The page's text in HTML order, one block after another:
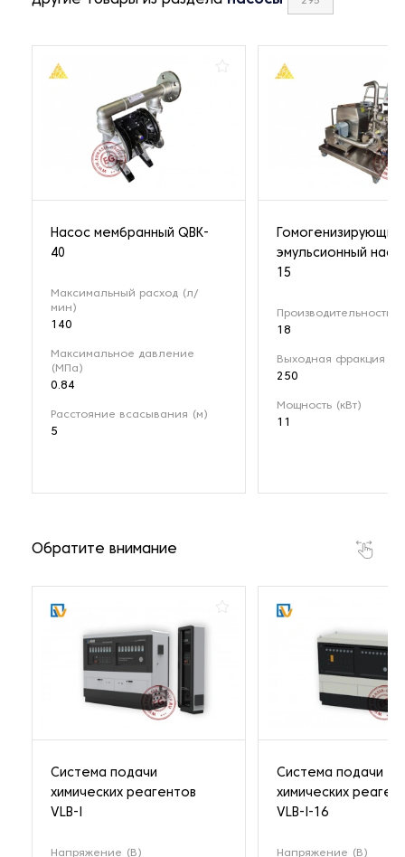
Насос мембранный QBK-
40
Максимальный расход (л/
мин)
140
Максимальное давление
(МПа)
0.84
Расстояние всасывания (м)
5
Гомогенизирующий
эмульсионный
15
Производительность
18
Выходная фракция
250
Мощность (кВт)
11
Обратите внимание
Система подачи
химических реагентов
VLB-I
Напряжение (В)
Система подачи
химических
VLB-I-16
Напряжение (В)